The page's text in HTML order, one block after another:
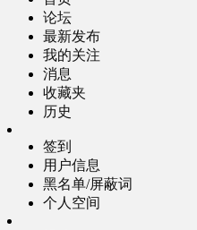
论坛
最新发布
我的关注
消息
收藏夹
历史
签到
用户信息
黑名单/屏蔽词
个人空间